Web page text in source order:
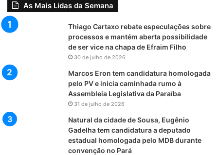
As Mais Lidas da Semana
Thiago Cartaxo rebate especulações sobre
processos e mantém aberta possibilidade
de ser vice na chapa de Efraim Filho
30 de julho de 2026
Marcos Eron tem candidatura homologada
pelo PV e inicia caminhada rumo à
Assembleia Legislativa da Paraíba
31 de julho de 2026
Natural da cidade de Sousa, Eugênio
Gadelha tem candidatura a deputado
estadual homologada pelo MDB durante
convenção no Pará